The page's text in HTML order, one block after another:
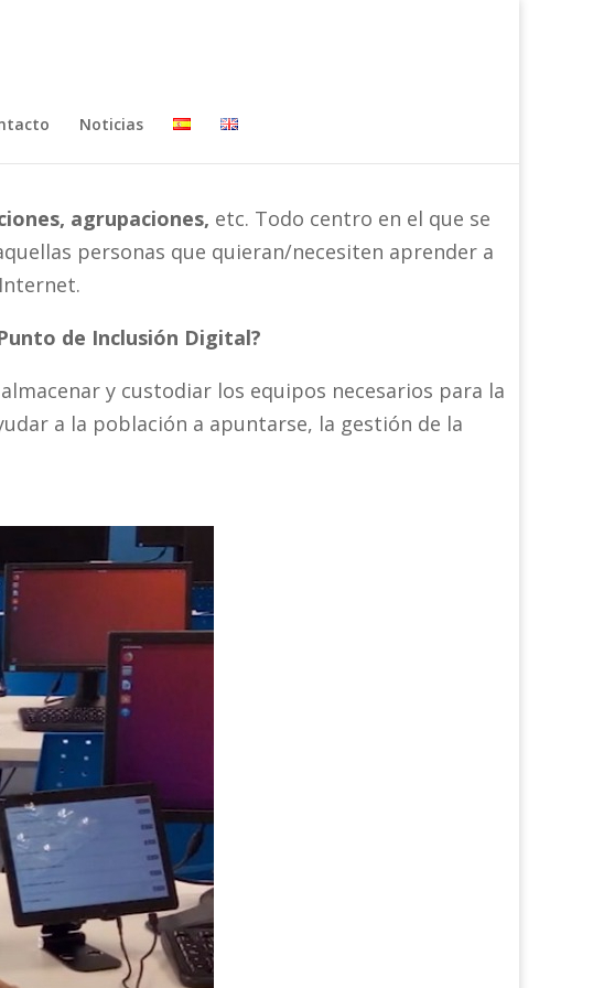
Noticias
agrupaciones, etc. Todo centro en el que se
personas que quieran/necesiten aprender a
de Inclusión Digital?
y custodiar los equipos necesarios para la
a la población a apuntarse, la gestión de la